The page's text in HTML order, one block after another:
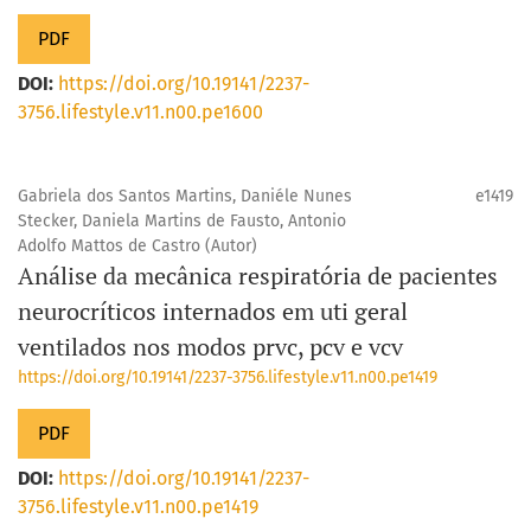
PDF
DOI: https://doi.org/10.19141/2237-
3756.lifestyle.v11.n00.pe1600
Gabriela dos Santos Martins, Daniéle Nunes
Stecker, Daniela Martins de Fausto, Antonio
Adolfo Mattos de Castro (Autor)
e1419
Análise da mecânica respiratória de pacientes
neurocríticos internados em uti geral
ventilados nos modos prvc, pcv e vcv
https://doi.org/10.19141/2237-3756.lifestyle.v11.n00.pe1419
PDF
DOI: https://doi.org/10.19141/2237-
3756.lifestyle.v11.n00.pe1419